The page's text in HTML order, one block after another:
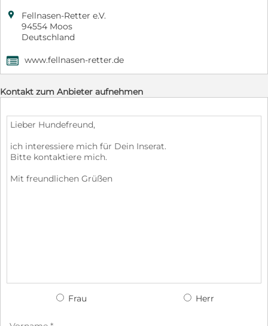

Fellnasen-Retter e.V.
94554 Moos
Deutschland
, www.fellnasen-retter.de
Kontakt zum Anbieter aufnehmen
Frau Herr